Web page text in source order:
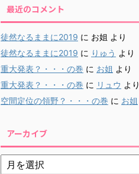
最近のコメント
徒然なるままに2019 に お姐 より
徒然なるままに2019 に りゅう より
重大発表？・・・の巻 に お姐 より
重大発表？・・・の巻 に リュウ より
空間定位の領野？・・・の巻 に お姐
アーカイブ